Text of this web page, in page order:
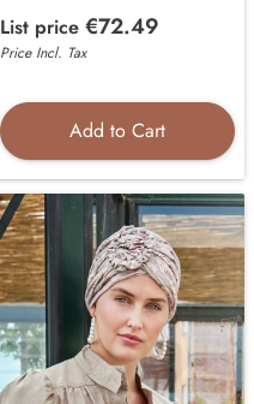
List price €72.49
Price Incl. Tax
Add to Cart